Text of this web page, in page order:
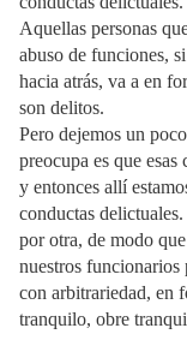
Aquellas personas
abuso de funciones,
hacia atrás, va a en
son delitos.
Pero dejemos un
preocupa es que
y entonces allí
conductas
por otra, de modo
nuestros funcionarios
con arbitrariedad, en
tranquilo, obre